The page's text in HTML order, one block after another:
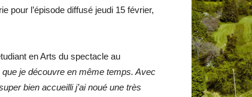
pour l’épisode diffusé jeudi 15 février,
en Arts du spectacle au
je découvre en même temps. Avec
bien accueilli j’ai noué une très